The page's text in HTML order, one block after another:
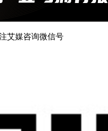
艾媒咨询微信号